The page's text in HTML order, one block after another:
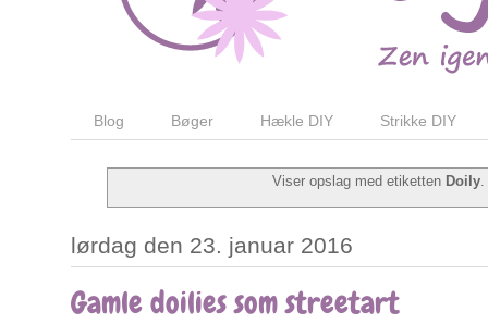
Blog Bøger Hækle DIY Strikke DIY
Viser opslag med etiketten Doily
lørdag den 23. januar 2016
Gamle doilies som streetart